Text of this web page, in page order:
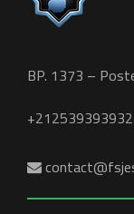
BP. 1373 –
+212539393932